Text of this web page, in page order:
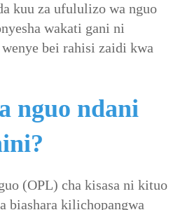
kuu za ufululizo wa nguo
wakati gani ni
bei rahisi zaidi kwa
nguo ndani
(OPL) cha kisasa ni kituo
biashara kilichopangwa